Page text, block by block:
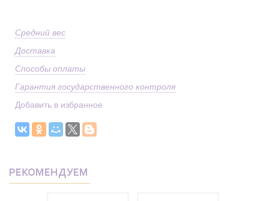
Средний вес
Доставка
Способы оплаты
Гарантия государственного контроля
Добавить в избранное
РЕКОМЕНДУЕМ